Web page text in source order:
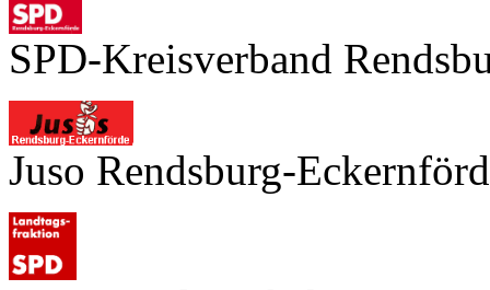
SPD-Kreisverband
Juso Rendsburg-